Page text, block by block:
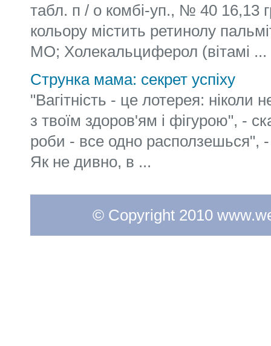
табл. п / о комбі-уп., № 40 16,13
кольору містить ретинолу
МО; Холекальциферол (вітамі ...
Струнка мама: секрет успіху
"Вагітність - це лотерея: ніколи
з твоїм здоров'ям і фігурою", -
роби - все одно расползешься", -
Як не дивно, в ...
© Copyright 2010